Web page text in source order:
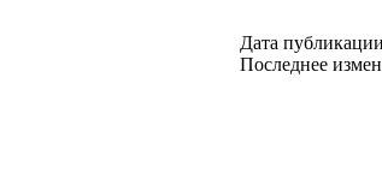
Дата
Последнее